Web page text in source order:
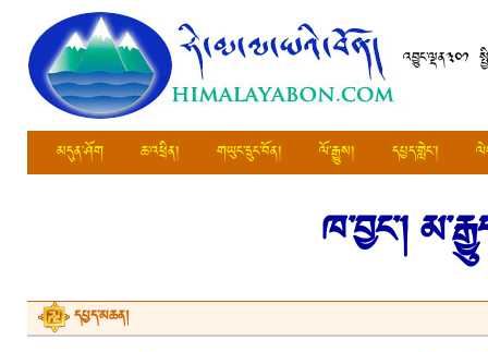
འབྱུང་ལྡན༣༠༡
མདུན་ཤོག ཆ་འཕྲིན། གཡུང་དྲུང་བོན། ལོ་རྒྱུས། དཔྱད་གླེང་།
ཁ་བྱང་།
དཔྱད་མཆན།